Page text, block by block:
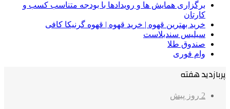
برگزاری همایش ها و رویدادها با بودجه متناسب کسب و
کارتان
خرید بهترین قهوه | خرید قهوه | قهوه گرنیکا کافی
سیلیس سندبلاست
صندوق طلا
وام فوری
پربازدید هفته
2 روز پیش